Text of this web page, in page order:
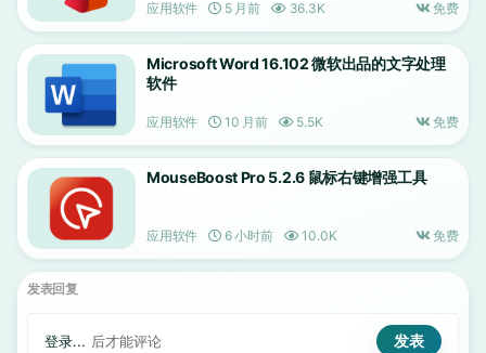
应用软件 5 月前 36.3K 免费
Microsoft Word 16.102 微软出品的文字处理
软件
应用软件 10 月前 5.5K 免费
MouseBoost Pro 5.2.6 鼠标右键增强工具
应用软件 6 小时前 10.0K 免费
发表回复
登录... 后才能评论